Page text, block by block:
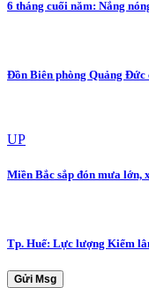
6 tháng cuối năm: Nắng
Đồn Biên phòng Quảng Đức
UP
Miền Bắc sắp đón mưa lớn,
Tp. Huế: Lực lượng Kiểm
Gửi Msg